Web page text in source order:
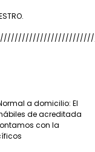
a domicilio: El
de acreditada
con la